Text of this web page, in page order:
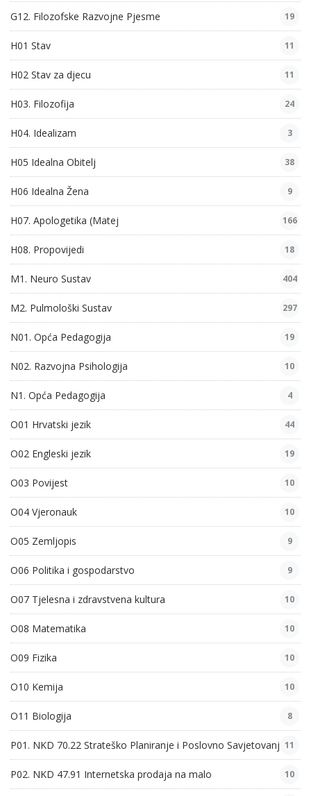
G12. Filozofske Razvojne Pjesme 19
H01 Stav 11
H02 Stav za djecu 11
H03. Filozofija 24
H04. Idealizam 3
H05 Idealna Obitelj 38
H06 Idealna Žena 9
H07. Apologetika (Matej 166
H08. Propovijedi 18
M1. Neuro Sustav 404
M2. Pulmološki Sustav 297
N01. Opća Pedagogija 19
N02. Razvojna Psihologija 10
N1. Opća Pedagogija 4
O01 Hrvatski jezik 44
O02 Engleski jezik 19
O03 Povijest 10
O04 Vjeronauk 10
O05 Zemljopis 9
O06 Politika i gospodarstvo 9
O07 Tjelesna i zdravstvena kultura 10
O08 Matematika 10
O09 Fizika 10
O10 Kemija 10
O11 Biologija 8
P01. NKD 70.22 Strateško Planiranje i Poslovno Savjetovanje11
P02. NKD 47.91 Internetska prodaja na malo 10